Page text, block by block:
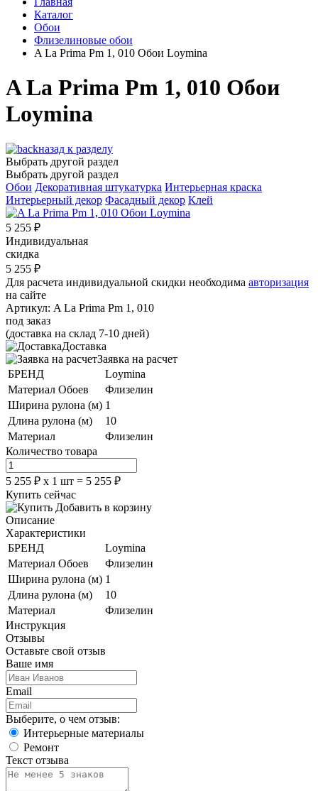
Каталог
Обои
Флизелиновые обои
A La Prima Pm 1, 010 Обои Loymina
A La Prima Pm 1, 010 Обои
Loymina
назад к разделу
Выбрать другой раздел
Выбрать другой раздел
Обои Декоративная штукатурка Интерьерная краска
Интерьерный декор Фасадный декор Клей
5 255 ₽
Индивидуальная
скидка
5 255 ₽
Для расчета индивидуальной скидки необходима авторизация
на сайте
Артикул: A La Prima Pm 1, 010
под заказ
(доставка на склад 7-10 дней)
Доставка
Заявка на расчет
БРЕНД
Loymina
Материал Обоев
Флизелин
Ширина рулона (м) 1
Длина рулона (м)
10
Материал
Флизелин
Количество товара
5 255 ₽ х 1 шт = 5 255 ₽
Купить сейчас
Добавить в корзину
Описание
Характеристики
БРЕНД
Loymina
Материал Обоев
Флизелин
Ширина рулона (м) 1
Длина рулона (м)
10
Материал
Флизелин
Инструкция
Отзывы
Оставьте свой отзыв
Ваше имя
Email
Выберите, о чем отзыв:
Интерьерные материалы
Ремонт
Текст отзыва